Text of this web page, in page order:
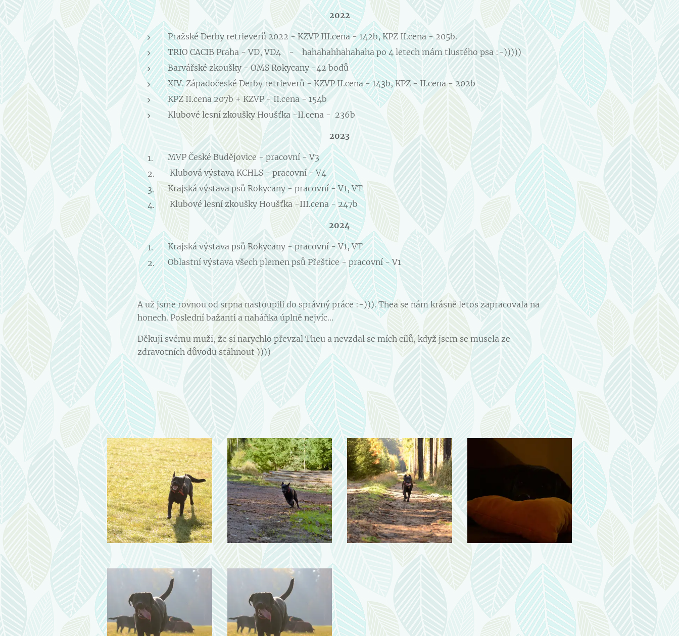
2022
Pražské Derby retrieverů 2022 - KZVP III.cena - 142b, KPZ II.cena - 205b.
TRIO CACIB Praha - VD, VD4 - hahahahhahahaha po 4 letech mám tlustého psa :-)))))
Barvářské zkoušky - OMS Rokycany -42 bodů
XIV. Západočeské Derby retrieverů - KZVP II.cena - 143b, KPZ - II.cena - 202b
KPZ II.cena 207b + KZVP - II.cena - 154b
Klubové lesní zkoušky Houšťka -II.cena - 236b
2023
MVP České Budějovice - pracovní - V3
Klubová výstava KCHLS - pracovní - V4
Krajská výstava psů Rokycany - pracovní - V1, VT
Klubové lesní zkoušky Houšťka -III.cena - 247b
2024
Krajská výstava psů Rokycany - pracovní - V1, VT
Oblastní výstava všech plemen psů Přeštice - pracovní - V1
A už jsme rovnou od srpna nastoupili do správný práce :-))). Thea se nám krásně letos zapracovala na
honech. Poslední bažanti a naháňka úplně nejvíc...
Děkuji svému muži, že si narychlo převzal Theu a nevzdal se mích cílů, když jsem se musela ze
zdravotních důvodu stáhnout ))))